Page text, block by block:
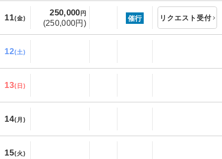
11(金)
250,000円
(250,000円)
催行 リクエスト受付
12(土)
13(日)
14(月)
15(火)